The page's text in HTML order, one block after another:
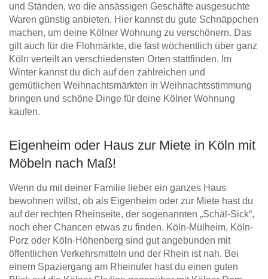
und Ständen, wo die ansässigen Geschäfte ausgesuchte
Waren günstig anbieten. Hier kannst du gute Schnäppchen
machen, um deine Kölner Wohnung zu verschönern. Das
gilt auch für die Flohmärkte, die fast wöchentlich über ganz
Köln verteilt an verschiedensten Orten stattfinden. Im
Winter kannst du dich auf den zahlreichen und
gemütlichen Weihnachtsmärkten in Weihnachtsstimmung
bringen und schöne Dinge für deine Kölner Wohnung
kaufen.
Eigenheim oder Haus zur Miete in Köln mit
Möbeln nach Maß!
Wenn du mit deiner Familie lieber ein ganzes Haus
bewohnen willst, ob als Eigenheim oder zur Miete hast du
auf der rechten Rheinseite, der sogenannten „Schäl-Sick“,
noch eher Chancen etwas zu finden. Köln-Mülheim, Köln-
Porz oder Köln-Höhenberg sind gut angebunden mit
öffentlichen Verkehrsmitteln und der Rhein ist nah. Bei
einem Spaziergang am Rheinufer hast du einen guten